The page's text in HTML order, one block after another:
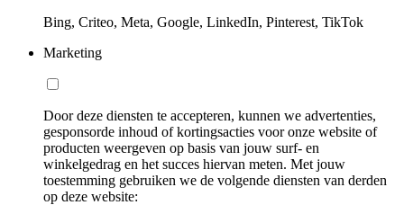
Bing, Criteo, Meta, Google, LinkedIn, Pinterest, TikTok
Marketing
Door deze diensten te accepteren, kunnen we advertenties,
gesponsorde inhoud of kortingsacties voor onze website of
producten weergeven op basis van jouw surf- en
winkelgedrag en het succes hiervan meten. Met jouw
toestemming gebruiken we de volgende diensten van derden
op deze website: